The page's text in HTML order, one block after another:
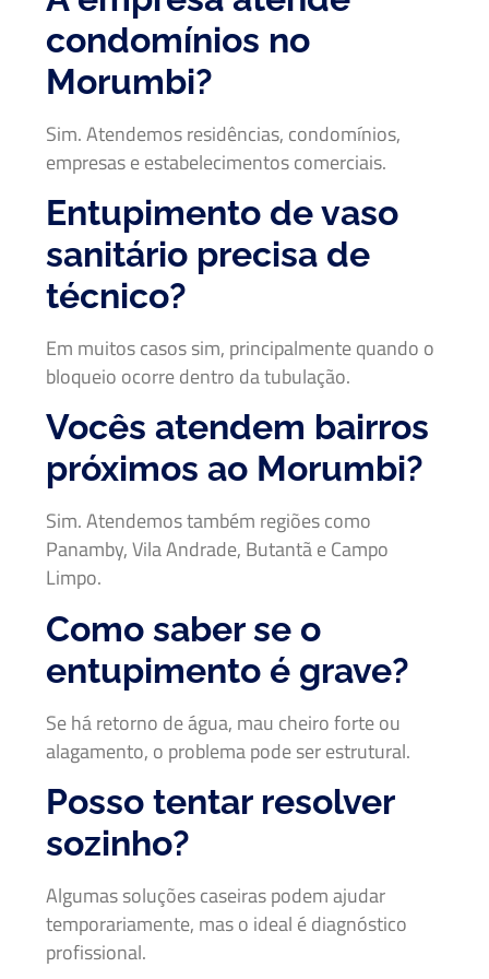
condomínios no
Morumbi?
Sim. Atendemos residências, condomínios,
empresas e estabelecimentos comerciais.
Entupimento de vaso
sanitário precisa de
técnico?
Em muitos casos sim, principalmente quando o
bloqueio ocorre dentro da tubulação.
Vocês atendem bairros
próximos ao Morumbi?
Sim. Atendemos também regiões como
Panamby, Vila Andrade, Butantã e Campo
Limpo.
Como saber se o
entupimento é grave?
Se há retorno de água, mau cheiro forte ou
alagamento, o problema pode ser estrutural.
Posso tentar resolver
sozinho?
Algumas soluções caseiras podem ajudar
temporariamente, mas o ideal é diagnóstico
profissional.